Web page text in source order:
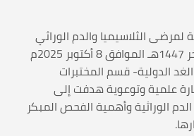
لمرضى الثلاسيميا والدم الوراثي
أمس الأربعاء 16 ربيع الآخر 1447هـ الموافق 8 أكتوبر 2025م
الدولية- قسم المختبرات
علمية وتوعوية هدفت إلى
الوراثية وأهمية الفحص المبكر